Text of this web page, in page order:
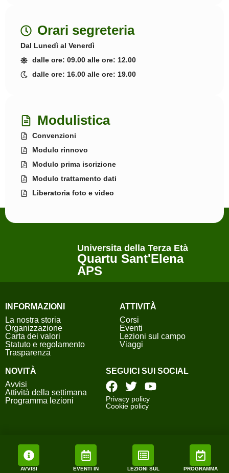
Orari segreteria
Dal Lunedì al Venerdì
dalle ore: 09.00 alle ore: 12.00
dalle ore: 16.00 alle ore: 19.00
Modulistica
Convenzioni
Modulo rinnovo
Modulo prima iscrizione
Modulo trattamento dati
Liberatoria foto e video
Universita della Terza Età
Quartu Sant'Elena
APS
INFORMAZIONI
La nostra storia
Organizzazione
Carta dei valori
Statuto e regolamento
Trasparenza
ATTIVITÀ
Corsi
Eventi
Lezioni sul campo
Viaggi
NOVITÀ
Avvisi
Attività della settimana
Programma lezioni
SEGUICI SUI SOCIAL
Privacy policy
Cookie policy
AVVISI
EVENTI IN
LEZIONI SUL
PROGRAMMA